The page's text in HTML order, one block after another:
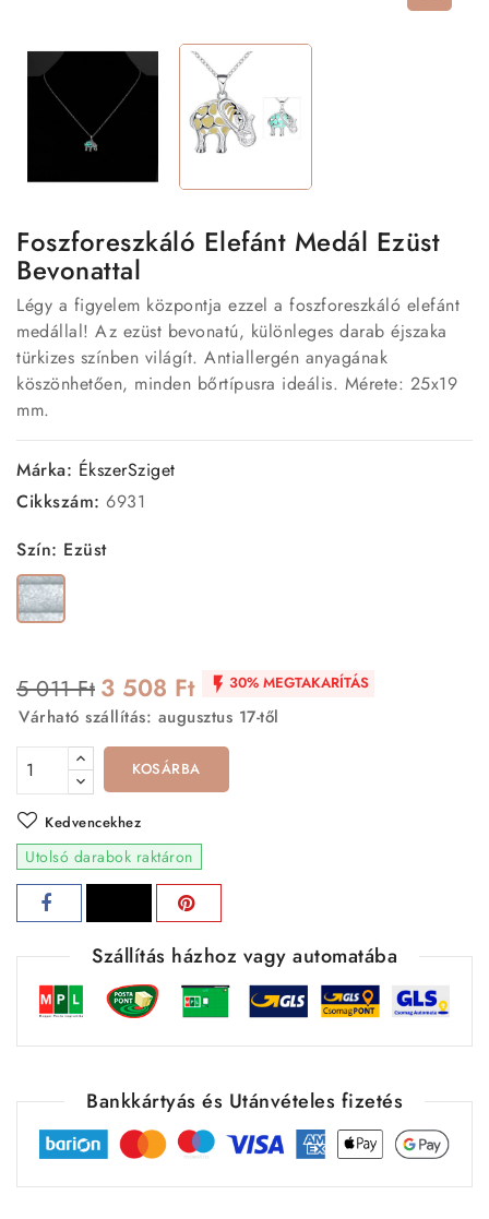
Foszforeszkáló Elefánt Medál Ezüst
Bevonattal
Légy a figyelem központja ezzel a foszforeszkáló elefánt
medállal! Az ezüst bevonatú, különleges darab éjszaka
türkizes színben világít. Antiallergén anyagának
köszönhetően, minden bőrtípusra ideális. Mérete: 25x19
mm.
Márka: ÉkszerSziget
Cikkszám: 6931
Szín: Ezüst
Ezüst
5 011 Ft 3 508 Ft  30% MEGTAKARÍTÁS
Várható szállítás: augusztus 17-től
KOSÁRBA
Kedvencekhez
Utolsó darabok raktáron
Szállítás házhoz vagy automatába
Bankkártyás és Utánvételes fizetés